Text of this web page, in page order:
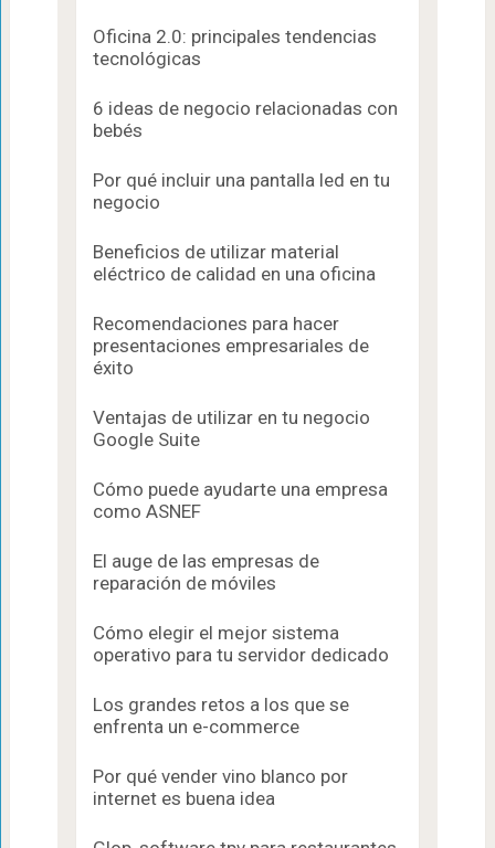
Oficina 2.0: principales tendencias
tecnológicas
6 ideas de negocio relacionadas con
bebés
Por qué incluir una pantalla led en tu
negocio
Beneficios de utilizar material
eléctrico de calidad en una oficina
Recomendaciones para hacer
presentaciones empresariales de
éxito
Ventajas de utilizar en tu negocio
Google Suite
Cómo puede ayudarte una empresa
como ASNEF
El auge de las empresas de
reparación de móviles
Cómo elegir el mejor sistema
operativo para tu servidor dedicado
Los grandes retos a los que se
enfrenta un e-commerce
Por qué vender vino blanco por
internet es buena idea